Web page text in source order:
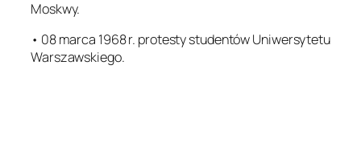
Moskwy.
• 08 marca 1968 r. protesty studentów Uniwersytetu
Warszawskiego.